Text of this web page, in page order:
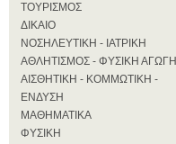
ΤΟΥΡΙΣΜΟΣ
ΔΙΚΑΙΟ
ΝΟΣΗΛΕΥΤΙΚΗ - ΙΑΤΡΙΚΗ
ΑΘΛΗΤΙΣΜΟΣ - ΦΥΣΙΚΗ ΑΓΩΓΗ
ΑΙΣΘΗΤΙΚΗ - ΚΟΜΜΩΤΙΚΗ -
ΕΝΔΥΣΗ
ΜΑΘΗΜΑΤΙΚΑ
ΦΥΣΙΚΗ